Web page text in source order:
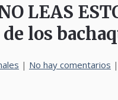
LEAS
los
| No hay comentarios |